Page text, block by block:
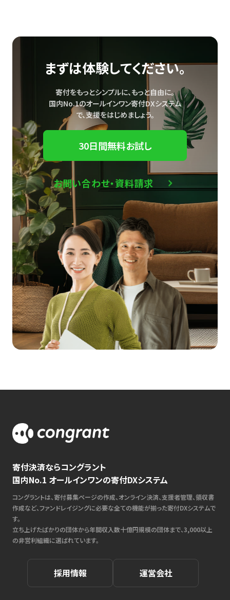
まずは体験してください。
寄付をもっとシンプルに、もっと自由に。
国内No.1のオールインワン寄付DXシステム
で、支援をはじめましょう。
30日間無料お試し
お問い合わせ・資料請求
寄付決済ならコングラント
国内No.1 オールインワンの寄付DXシステム
コングラントは、寄付募集ページの作成、オンライン決済、支援者管理、領収書
作成など、ファンドレイジングに必要な全ての機能が揃った寄付DXシステムで
す。
立ち上げたばかりの団体から年間収入数十億円規模の団体まで、3,000以上
の非営利組織に選ばれています。
採用情報 運営会社